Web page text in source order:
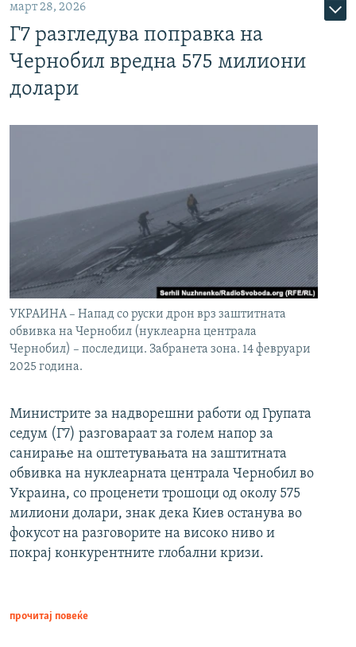
март 28, 2026
Г7 разгледува поправка на
Чернобил вредна 575 милиони
долари
УКРАИНА – Напад со руски дрон врз заштитната
обвивка на Чернобил (нуклеарна централа
Чернобил) – последици. Забранета зона. 14 февруари
2025 година.
Министрите за надворешни работи од Групата
седум (Г7) разговараат за голем напор за
санирање на оштетувањата на заштитната
обвивка на нуклеарната централа Чернобил во
Украина, со проценети трошоци од околу 575
милиони долари, знак дека Киев останува во
фокусот на разговорите на високо ниво и
покрај конкурентните глобални кризи.
прочитај повеќе